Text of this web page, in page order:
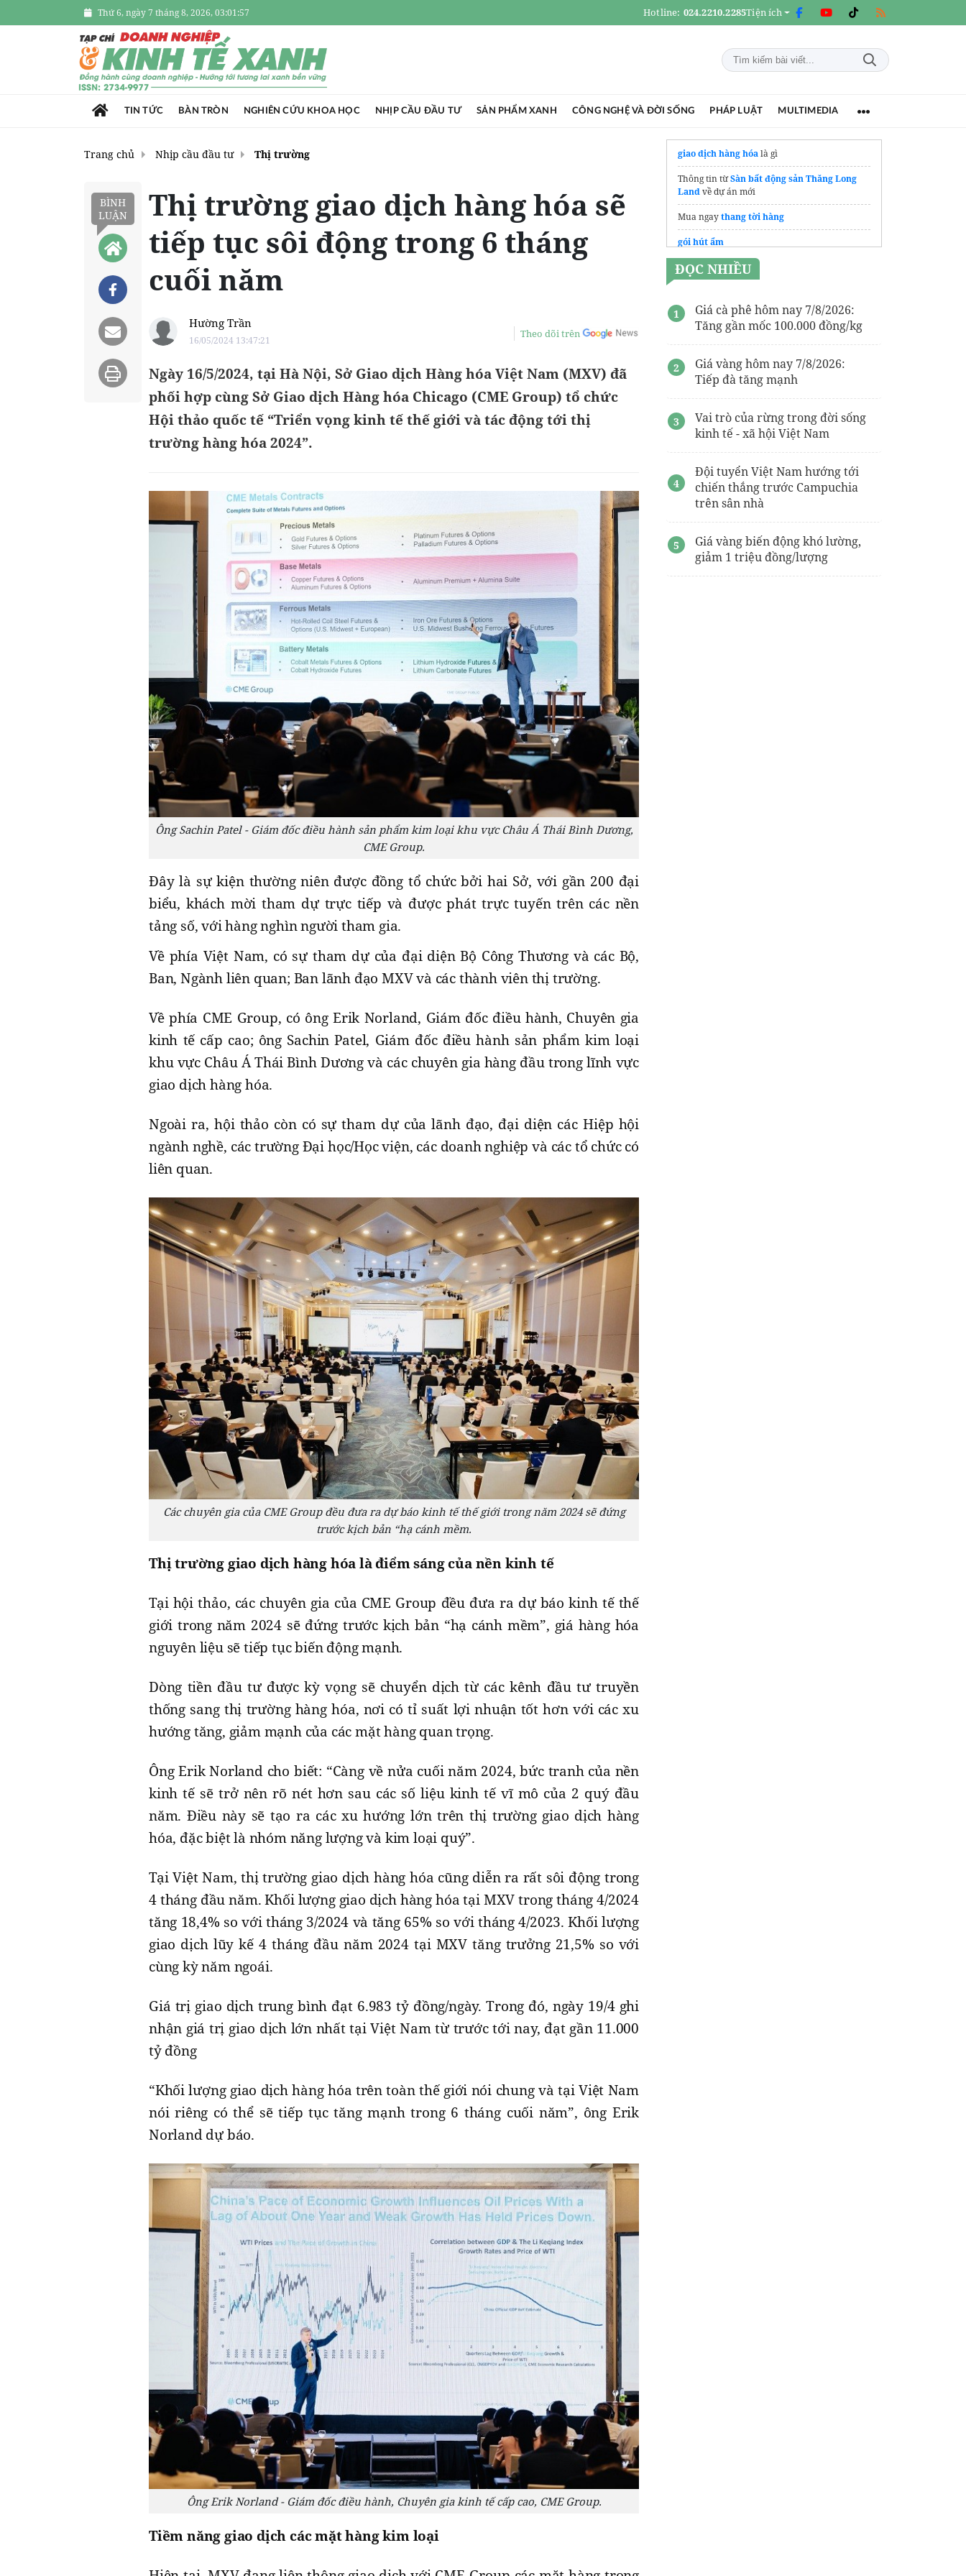
Thứ 6, ngày 7 tháng 8, 2026, 03:01:58 Hotline: 024.2210.2285Tiện ích
TIN TỨC BÀN TRÒN NGHIÊN CỨU KHOA HỌC NHỊP CẦU ĐẦU TƯ SẢN PHẨM XANH CÔNG NGHỆ VÀ ĐỜI SỐNG PHÁP LUẬT MULTIMEDIA
Trang chủ Nhịp cầu đầu tư Thị trường
BÌNH
LUẬN
Thị trường giao dịch hàng hóa sẽ
tiếp tục sôi động trong 6 tháng
cuối năm
Hường Trần
16/05/2024 13:47:21
Theo dõi trên
Ngày 16/5/2024, tại Hà Nội, Sở Giao dịch Hàng hóa Việt Nam (MXV) đã
phối hợp cùng Sở Giao dịch Hàng hóa Chicago (CME Group) tổ chức
Hội thảo quốc tế “Triển vọng kinh tế thế giới và tác động tới thị
trường hàng hóa 2024”.
Ông Sachin Patel - Giám đốc điều hành sản phẩm kim loại khu vực Châu Á Thái Bình Dương,
CME Group.
Đây là sự kiện thường niên được đồng tổ chức bởi hai Sở, với gần 200 đại
biểu, khách mời tham dự trực tiếp và được phát trực tuyến trên các nền
tảng số, với hàng nghìn người tham gia.
Về phía Việt Nam, có sự tham dự của đại diện Bộ Công Thương và các Bộ,
Ban, Ngành liên quan; Ban lãnh đạo MXV và các thành viên thị trường.
Về phía CME Group, có ông Erik Norland, Giám đốc điều hành, Chuyên gia
kinh tế cấp cao; ông Sachin Patel, Giám đốc điều hành sản phẩm kim loại
khu vực Châu Á Thái Bình Dương và các chuyên gia hàng đầu trong lĩnh vực
giao dịch hàng hóa.
Ngoài ra, hội thảo còn có sự tham dự của lãnh đạo, đại diện các Hiệp hội
ngành nghề, các trường Đại học/Học viện, các doanh nghiệp và các tổ chức có
liên quan.
Các chuyên gia của CME Group đều đưa ra dự báo kinh tế thế giới trong năm 2024 sẽ đứng
trước kịch bản “hạ cánh mềm.
Thị trường giao dịch hàng hóa là điểm sáng của nền kinh tế
Tại hội thảo, các chuyên gia của CME Group đều đưa ra dự báo kinh tế thế
giới trong năm 2024 sẽ đứng trước kịch bản “hạ cánh mềm”, giá hàng hóa
nguyên liệu sẽ tiếp tục biến động mạnh.
Dòng tiền đầu tư được kỳ vọng sẽ chuyển dịch từ các kênh đầu tư truyền
thống sang thị trường hàng hóa, nơi có tỉ suất lợi nhuận tốt hơn với các xu
hướng tăng, giảm mạnh của các mặt hàng quan trọng.
Ông Erik Norland cho biết: “Càng về nửa cuối năm 2024, bức tranh của nền
kinh tế sẽ trở nên rõ nét hơn sau các số liệu kinh tế vĩ mô của 2 quý đầu
năm. Điều này sẽ tạo ra các xu hướng lớn trên thị trường giao dịch hàng
hóa, đặc biệt là nhóm năng lượng và kim loại quý”.
Tại Việt Nam, thị trường giao dịch hàng hóa cũng diễn ra rất sôi động trong
4 tháng đầu năm. Khối lượng giao dịch hàng hóa tại MXV trong tháng 4/2024
tăng 18,4% so với tháng 3/2024 và tăng 65% so với tháng 4/2023. Khối lượng
giao dịch lũy kế 4 tháng đầu năm 2024 tại MXV tăng trưởng 21,5% so với
cùng kỳ năm ngoái.
Giá trị giao dịch trung bình đạt 6.983 tỷ đồng/ngày. Trong đó, ngày 19/4 ghi
nhận giá trị giao dịch lớn nhất tại Việt Nam từ trước tới nay, đạt gần 11.000
tỷ đồng
“Khối lượng giao dịch hàng hóa trên toàn thế giới nói chung và tại Việt Nam
nói riêng có thể sẽ tiếp tục tăng mạnh trong 6 tháng cuối năm”, ông Erik
Norland dự báo.
Ông Erik Norland - Giám đốc điều hành, Chuyên gia kinh tế cấp cao, CME Group.
Tiềm năng giao dịch các mặt hàng kim loại
giao dịch hàng hóalà gì
Thông tin từSàn bất động sản Thăng Long
Landvề dự án mới
Mua ngaythang tời hàng
gói hút ẩm
kệ sắt chịu lực
Chành xe Hồ Chí Minh Đăk Nông
ĐỌC NHIỀU
Giá cà phê hôm nay 7/8/2026:
Tăng gần mốc 100.000 đồng/kg
Giá vàng hôm nay 7/8/2026:
Tiếp đà tăng mạnh
Vai trò của rừng trong đời sống
kinh tế - xã hội Việt Nam
Đội tuyển Việt Nam hướng tới
chiến thắng trước Campuchia
trên sân nhà
Giá vàng biến động khó lường,
giảm 1 triệu đồng/lượng